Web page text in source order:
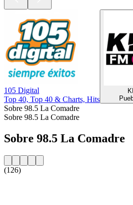
105 Digital
Top 40, Top 40 & Charts, Hits
Sobre 98.5 La Comadre
Sobre 98.5 La Comadre
Sobre 98.5 La Comadre
(126)